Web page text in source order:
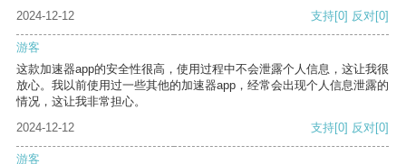
2024-12-12
支持[0] 反对[0]
游客
这款加速器app的安全性很高，使用过程中不会泄露个人信息，这让我很
放心。我以前使用过一些其他的加速器app，经常会出现个人信息泄露的
情况，这让我非常担心。
2024-12-12
支持[0] 反对[0]
游客